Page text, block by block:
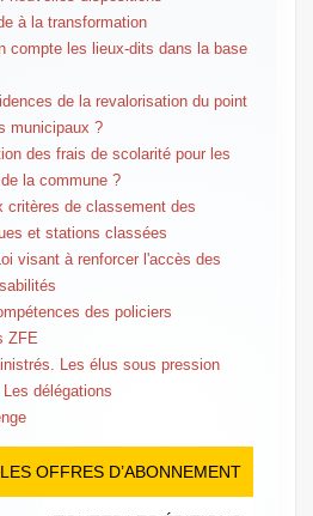
à la transformation
compte les lieux-dits dans la base
de la revalorisation du point
municipaux ?
des frais de scolarité pour les
la commune ?
critères de classement des
et stations classées
visant à renforcer l'accès des
des policiers
ZFE
Les élus sous pression
délégations
LES OFFRES D’ABONNEMENT